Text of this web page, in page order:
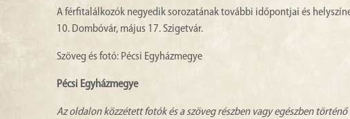
A férfitalálkozók negyedik sorozatának további időpontjai és
10. Dombóvár, május 17. Szigetvár.
Szöveg és fotó: Pécsi Egyházmegye
Pécsi Egyházmegye
Az oldalon közzétett fotók és a szöveg részben vagy egészben